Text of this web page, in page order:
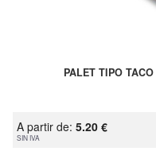
PALET TIPO
A partir de: 5.20 €
SIN IVA